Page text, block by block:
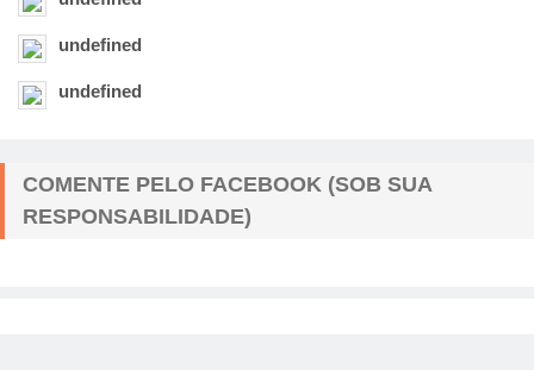
undefined
undefined
COMENTE PELO FACEBOOK (SOB SUA
RESPONSABILIDADE)